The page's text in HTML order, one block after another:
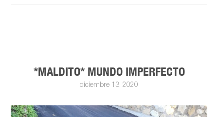
*MALDITO* MUNDO IMPERFECTO
diciembre 13, 2020